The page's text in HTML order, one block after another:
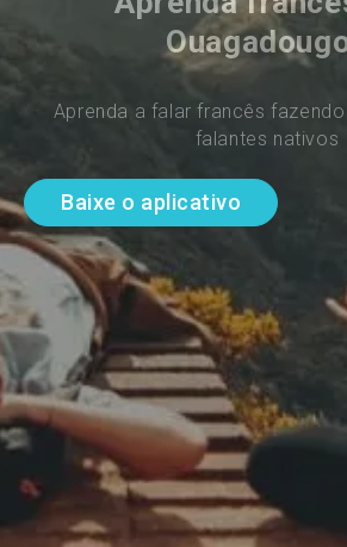
Aprenda a falar francês
falantes nativos
Baixe o aplicativo